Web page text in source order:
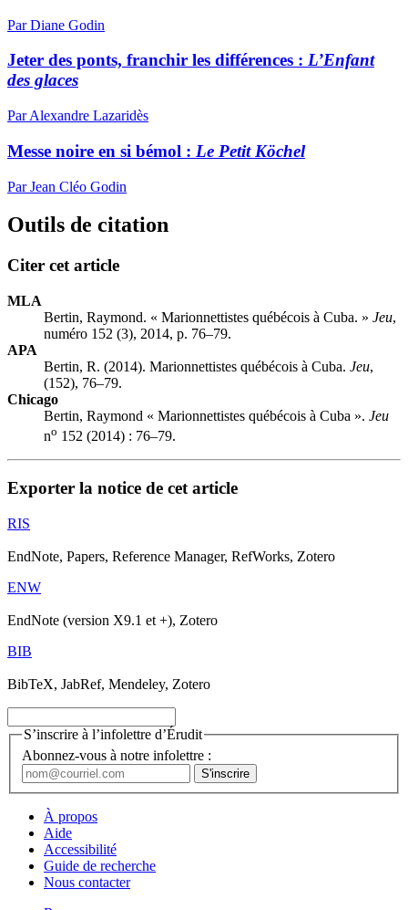
Par Diane Godin
Jeter des ponts, franchir les différences : L’Enfant
des glaces
Par Alexandre Lazaridès
Messe noire en si bémol : Le Petit Köchel
Par Jean Cléo Godin
Outils de citation
Citer cet article
MLA
Bertin, Raymond. « Marionnettistes québécois à Cuba. » Jeu,
numéro 152 (3), 2014, p. 76–79.
APA
Bertin, R. (2014). Marionnettistes québécois à Cuba. Jeu,
(152), 76–79.
Chicago
Bertin, Raymond « Marionnettistes québécois à Cuba ». Jeu
no 152 (2014) : 76–79.
Exporter la notice de cet article
RIS
EndNote, Papers, Reference Manager, RefWorks, Zotero
ENW
EndNote (version X9.1 et +), Zotero
BIB
BibTeX, JabRef, Mendeley, Zotero
S’inscrire à l’infolettre d’Érudit
Abonnez-vous à notre infolettre :
À propos
Aide
Accessibilité
Guide de recherche
Nous contacter